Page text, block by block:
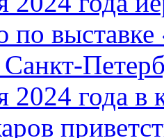
по
Санкт-
2024 года